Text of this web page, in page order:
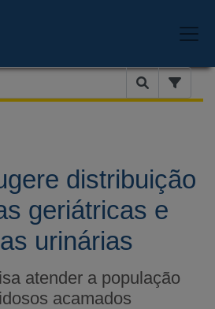
distribuição
geriátricas e
urinárias
atender a população
acamados